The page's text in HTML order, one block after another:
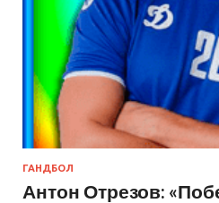
ГАНДБОЛ
Антон Отрезов: